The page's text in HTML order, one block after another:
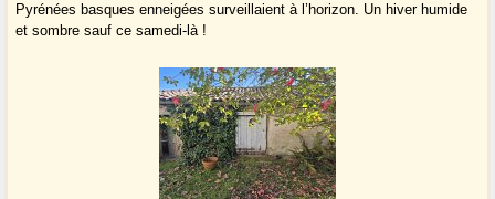
Pyrénées basques enneigées surveillaient à l’horizon. Un hiver humide
et sombre sauf ce samedi-là !